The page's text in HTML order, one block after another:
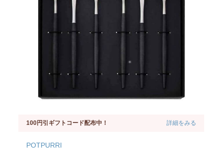
100円引ギフトコード配布中！ 詳細をみる
POTPURRI